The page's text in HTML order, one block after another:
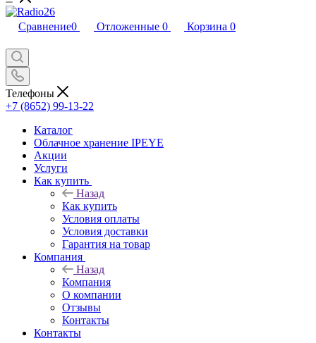
Сравнение0 Отложенные 0 Корзина 0
Телефоны
+7 (8652) 99-13-22
Каталог
Облачное хранение IPEYE
Акции
Услуги
Как купить
Назад
Как купить
Условия оплаты
Условия доставки
Гарантия на товар
Компания
Назад
Компания
О компании
Отзывы
Контакты
Контакты